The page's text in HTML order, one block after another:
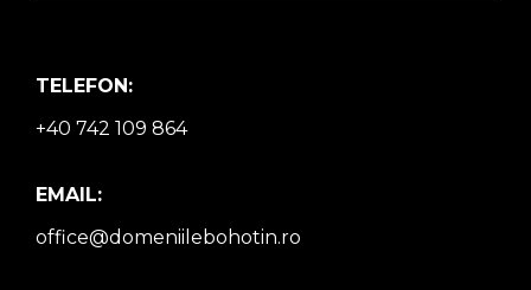
TELEFON:
+40 742 109 864
EMAIL:
office@domeniilebohotin.ro